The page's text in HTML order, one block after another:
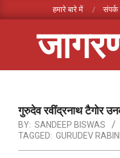
to
हमारे बारे में
Menuगुरुदेव रवींद्रनाथ टैगोर
BY: SANDEEP BISWAS
TAGGED: GURUDEV